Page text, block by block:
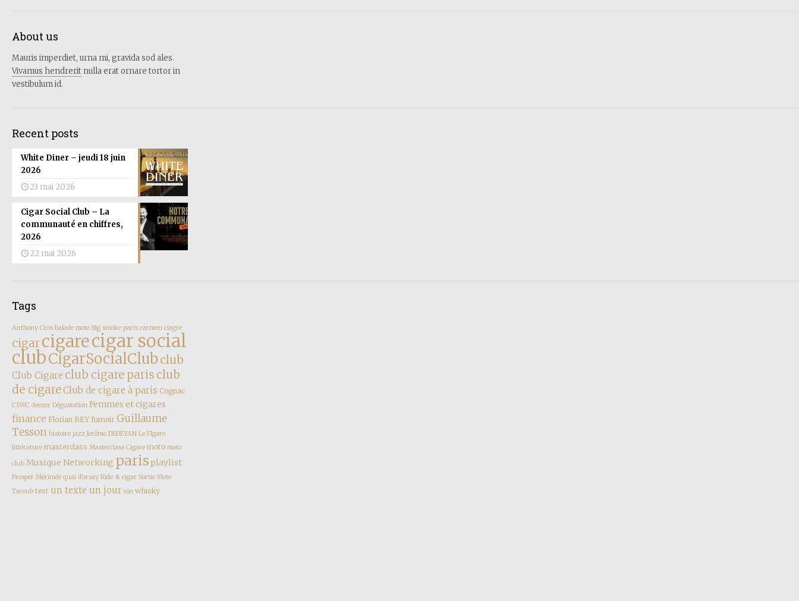
About us
Mauris imperdiet, urna mi, gravida sod ales.
Vivamus hendrerit nulla erat ornare tortor in
vestibulum id.
Recent posts
White Diner – jeudi 18 juin
2026
23 mai 2026
Cigar Social Club – La
communauté en chiffres,
2026
22 mai 2026
Tags
Anthony Cros balade moto Big smoke paris carmen ciagre
cigarcigarecigar social
clubCigarSocialClubclub
Club Cigare club cigare paris club
de cigareClub de cigare à paris Cognac
CSWC deezer Dégustation Femmes et cigares
finance Florian REY fumoir Guillaume
Tesson histoire jazz Jerôme DEDEYAN Le FIgaro
littérature masterclass Masterclass Cigare moto moto
club Musique Networking paris playlist
Prosper Mérimée quai d'orsay Ride & cigar Sortie Moto
Tecoub test un texte un jour vin whisky